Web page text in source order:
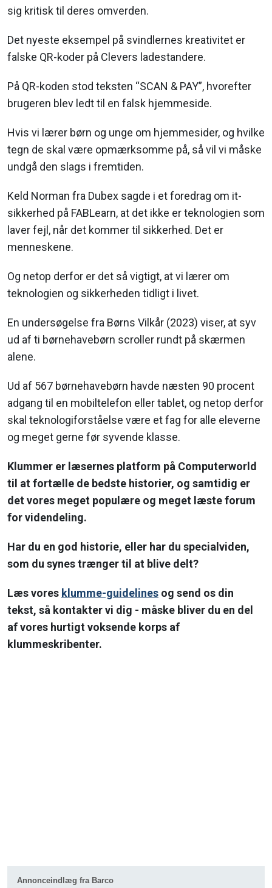
sig kritisk til deres omverden.
Det nyeste eksempel på svindlernes kreativitet er
falske QR-koder på Clevers ladestandere.
På QR-koden stod teksten “SCAN & PAY”, hvorefter
brugeren blev ledt til en falsk hjemmeside.
Hvis vi lærer børn og unge om hjemmesider, og hvilke
tegn de skal være opmærksomme på, så vil vi måske
undgå den slags i fremtiden.
Keld Norman fra Dubex sagde i et foredrag om it-
sikkerhed på FABLearn, at det ikke er teknologien som
laver fejl, når det kommer til sikkerhed. Det er
menneskene.
Og netop derfor er det så vigtigt, at vi lærer om
teknologien og sikkerheden tidligt i livet.
En undersøgelse fra Børns Vilkår (2023) viser, at syv
ud af ti børnehavebørn scroller rundt på skærmen
alene.
Ud af 567 børnehavebørn havde næsten 90 procent
adgang til en mobiltelefon eller tablet, og netop derfor
skal teknologiforståelse være et fag for alle eleverne
og meget gerne før syvende klasse.
Klummer er læsernes platform på Computerworld
til at fortælle de bedste historier, og samtidig er
det vores meget populære og meget læste forum
for videndeling.
Har du en god historie, eller har du specialviden,
som du synes trænger til at blive delt?
Læs vores klumme-guidelines og send os din
tekst, så kontakter vi dig - måske bliver du en del
af vores hurtigt voksende korps af
klummeskribenter.
Annonceindlæg fra Barco